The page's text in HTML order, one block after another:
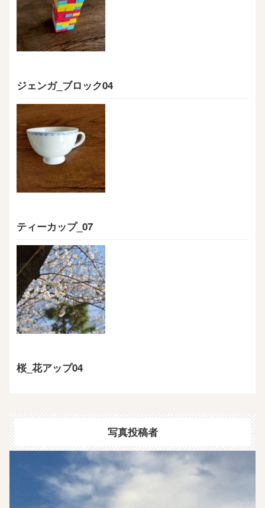
ジェンガ_ブロック04
ティーカップ_07
桜_花アップ04
写真投稿者